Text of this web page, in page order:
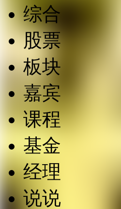
综合
股票
板块
嘉宾
课程
基金
经理
说说